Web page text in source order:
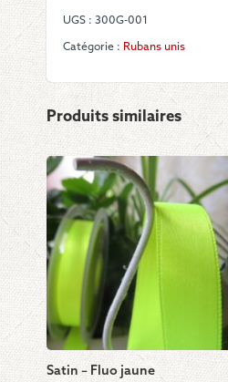
UGS : 300G-001
Catégorie : Rubans unis
Produits similaires
Satin – Fluo jaune